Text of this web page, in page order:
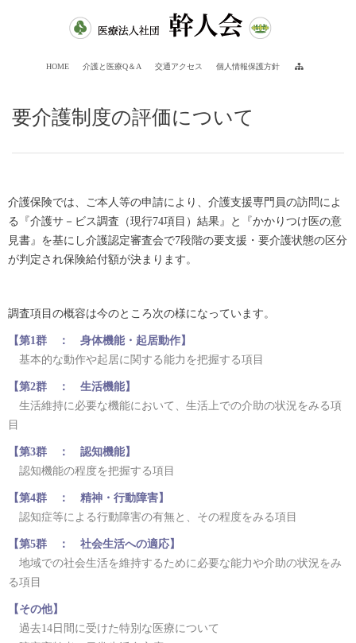
HOME 介護と医療Q＆A 交通アクセス 個人情報保護方針
要介護制度の評価について
介護保険では、ご本人等の申請により、介護支援専門員の訪問によ
る『介護サ－ビス調査（現行74項目）結果』と『かかりつけ医の意
見書』を基にし介護認定審査会で7段階の要支援・要介護状態の区分
が判定され保険給付額が決まります。
調査項目の概容は今のところ次の様になっています。
【第1群 ： 身体機能・起居動作】
基本的な動作や起居に関する能力を把握する項目
【第2群 ： 生活機能】
生活維持に必要な機能において、生活上での介助の状況をみる項
目
【第3群 ： 認知機能】
認知機能の程度を把握する項目
【第4群 ： 精神・行動障害】
認知症等による行動障害の有無と、その程度をみる項目
【第5群 ： 社会生活への適応】
地域での社会生活を維持するために必要な能力や介助の状況をみ
る項目
【その他】
過去14日間に受けた特別な医療について